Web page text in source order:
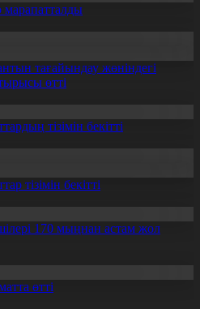
тағайындау жөніндегі
өтті
тізімін бекітті
тізімін бекітті
170 мыңнан астам жол
өтті